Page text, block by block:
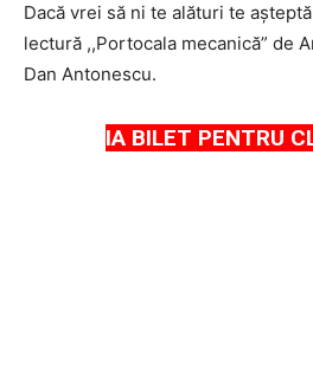
Dacă vrei să ni te alături te
lectură ,,Portocala mecanică” de
Dan Antonescu.
IA BILET PENTRU